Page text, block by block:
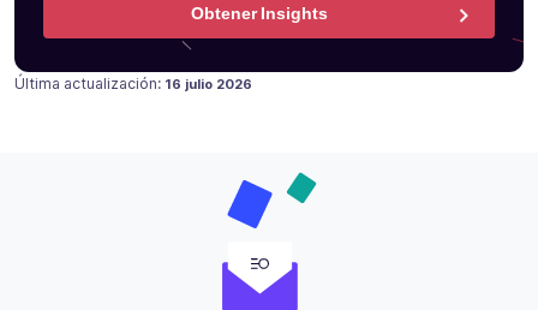
Obtener Insights
Última actualización: Publicado en
31 octubre 2023
16 julio 2026